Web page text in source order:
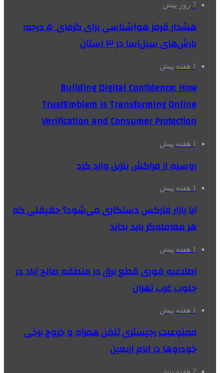
7 روز پیش
هشدار قرمز هواشناسی برای گرمای ۵۰ درجه؛
بارش‌های سیل‌آسا در ۳ استان
1 هفته پیش
Building Digital Confidence: How
TrustEmblem Is Transforming Online
Verification and Consumer Protection
1 هفته پیش
روسیه از مراکش بنزین وارد کرد
1 هفته پیش
آیا بازار فارکس دستکاری می‌شود؟ حقیقتی که
هر معامله‌گر باید بداند
1 هفته پیش
اطلاعیه فوری قطع برق در منطقه صالح آباد در
جنوب غرب تهران
1 هفته پیش
ممنوعیت رجیستری تلفن همراه و خروج برخی
خودروها در ایام اربعین
2 هفته پیش